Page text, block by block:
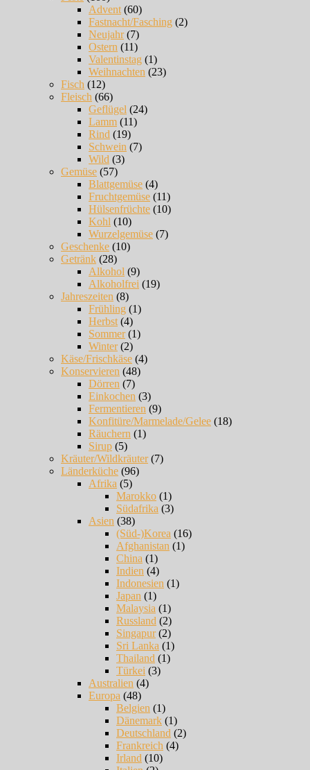
Advent (60)
Fastnacht/Fasching (2)
Neujahr(7)
Ostern (11)
Valentinstag (1)
Weihnachten (23)
Fisch (12)
Fleisch (66)
Geflügel (24)
Lamm (11)
Rind (19)
Schwein (7)
Wild (3)
Gemüse (57)
Blattgemüse (4)
Fruchtgemüse (11)
Hülsenfrüchte (10)
Kohl (10)
Wurzelgemüse (7)
Geschenke (10)
Getränk (28)
Alkohol (9)
Alkoholfrei (19)
Jahreszeiten (8)
Frühling (1)
Herbst (4)
Sommer(1)
Winter(2)
Käse/Frischkäse (4)
Konservieren (48)
Dörren (7)
Einkochen (3)
Fermentieren (9)
Konfitüre/Marmelade/Gelee (18)
Räuchern (1)
Sirup (5)
Kräuter/Wildkräuter(7)
Länderküche (96)
Afrika (5)
Marokko (1)
Südafrika (3)
Asien (38)
(Süd-)Korea (16)
Afghanistan (1)
China (1)
Indien (4)
Indonesien (1)
Japan (1)
Malaysia (1)
Russland (2)
Singapur(2)
Sri Lanka (1)
Thailand (1)
Türkei (3)
Australien (4)
Europa (48)
Belgien (1)
Dänemark (1)
Deutschland (2)
Frankreich (4)
Irland (10)